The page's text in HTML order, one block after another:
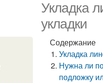
Укладка
укладки
Содержание
Укладка
Нужна ли
подложку